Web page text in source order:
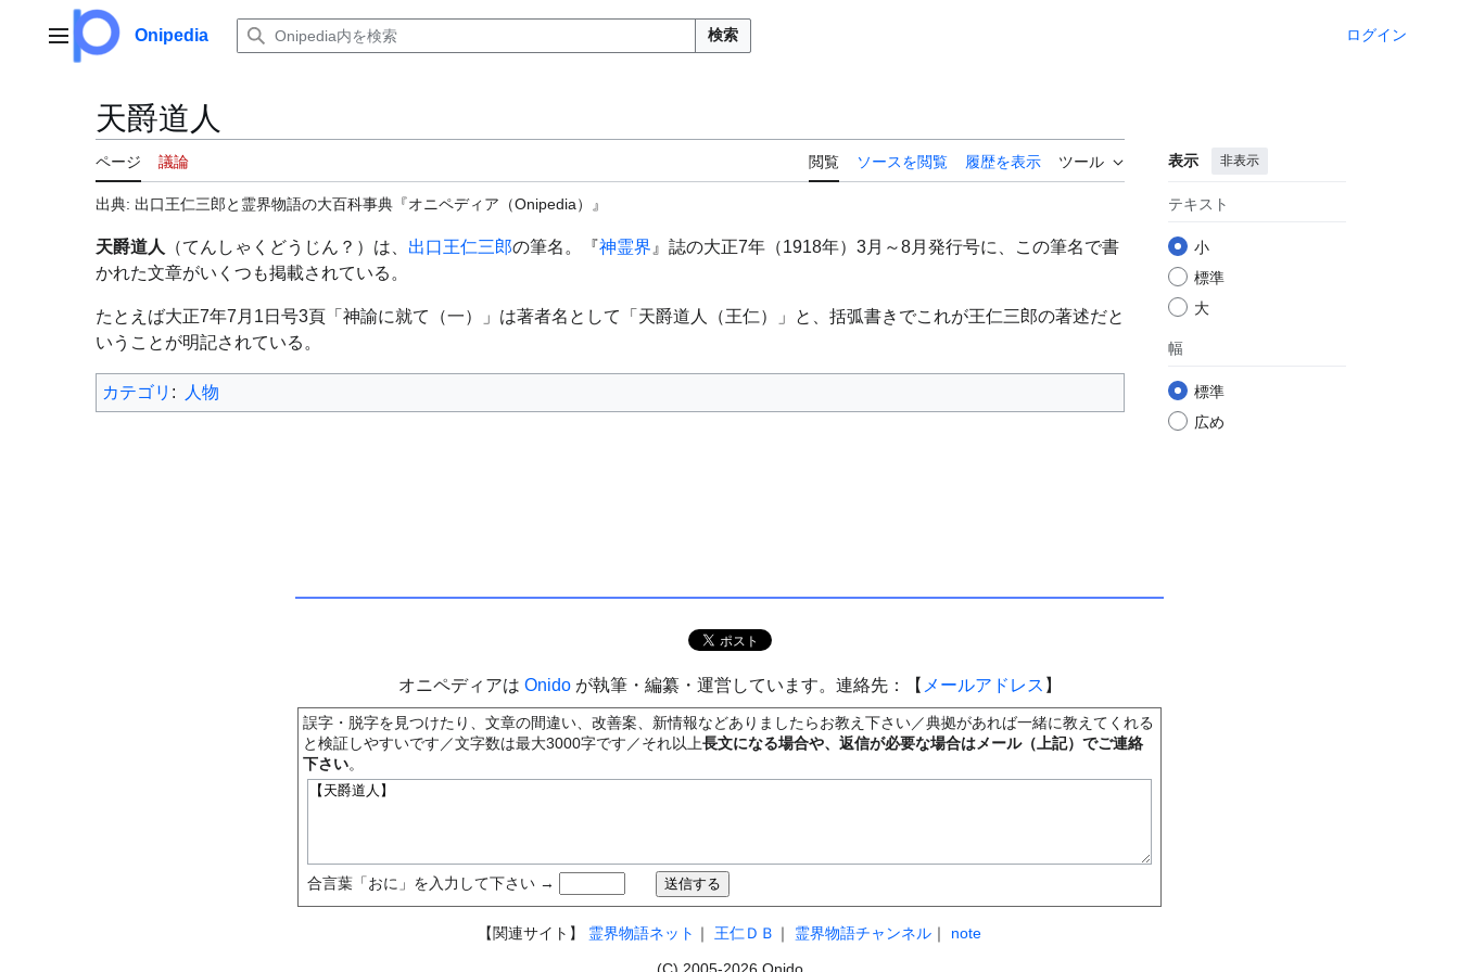
メインメニューOnipedia 検索 ログイン
天爵道人
ページ 議論 閲覧 ソースを閲覧 履歴を表示 ツール 表示 非表示
テキスト
小
標準
大
幅
標準
広め
出典: 出口王仁三郎と霊界物語の大百科事典『オニペディア（Onipedia）』
天爵道人 （てんしゃくどうじん？）は、 出口王仁三郎の筆名。『神霊界 』誌の大正7年（1918年）3月～8月発行号に、この筆名で書
かれた文章がいくつも掲載されている。
たとえば大正7年7月1日号3頁「神諭に就て（一）」は著者名として「天爵道人（王仁）」と、括弧書きでこれが王仁三郎の著述だと
いうことが明記されている。
カテゴリ : 人物
オニペディアは Onidoが執筆・編纂・運営しています。連絡先：【 メールアドレス 】
誤字・脱字を見つけたり、文章の間違い、改善案、新情報などありましたらお教え下さい／典拠があれば一緒に教えてくれる
と検証しやすいです／文字数は最大3000字です／それ以上長文になる場合や、返信が必要な場合はメール（上記）でご連絡
下さい。
合言葉「おに」を入力して下さい →
【関連サイト】 霊界物語ネット ｜ 王仁ＤＢ ｜ 霊界物語チャンネル ｜ note